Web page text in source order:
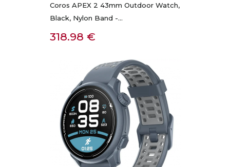
Coros APEX 2 43mm Outdoor Watch,
Black, Nylon Band -...
Kaina
318.98 €